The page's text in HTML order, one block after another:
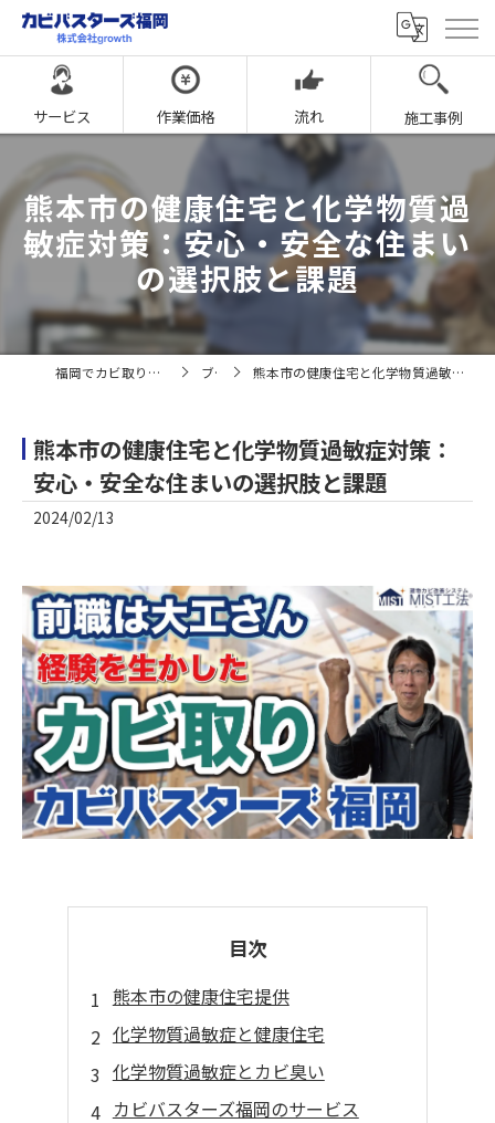
サービス 作業価格 流れ 施工事例
熊本市の健康住宅と化学物質過
敏症対策：安心・安全な住まい
の選択肢と課題
福岡でカビ取りならカビバスターズ福岡 ブログ 熊本市の健康住宅と化学物質過敏症対策：安心・安全な住まいの選択肢と課題
熊本市の健康住宅と化学物質過敏症対策：
安心・安全な住まいの選択肢と課題
2024/02/13
目次
熊本市の健康住宅提供
化学物質過敏症と健康住宅
化学物質過敏症とカビ臭い
カビバスターズ福岡のサービス